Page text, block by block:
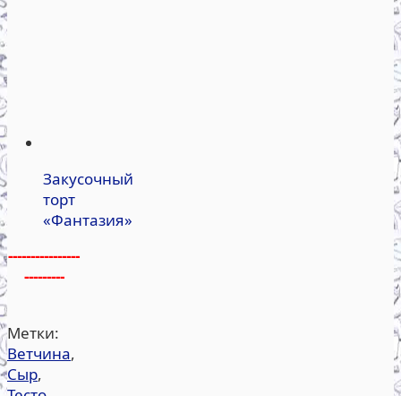
Закусочный
торт
«Фантазия»
----------------
---------
Метки:
Ветчина,
Сыр,